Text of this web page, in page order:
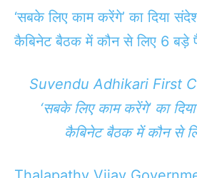
‘सबके लिए काम करेंगे’ का दिया
कैबिनेट बैठक में कौन से लिए 6
Suvendu Adhikari First
‘सबके लिए काम करेंगे’ का
कैबिनेट बैठक में कौन से